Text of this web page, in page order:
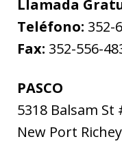
Llamada
Teléfono: 352-
Fax: 352-556-
PASCO
5318 Balsam St
New Port Richey